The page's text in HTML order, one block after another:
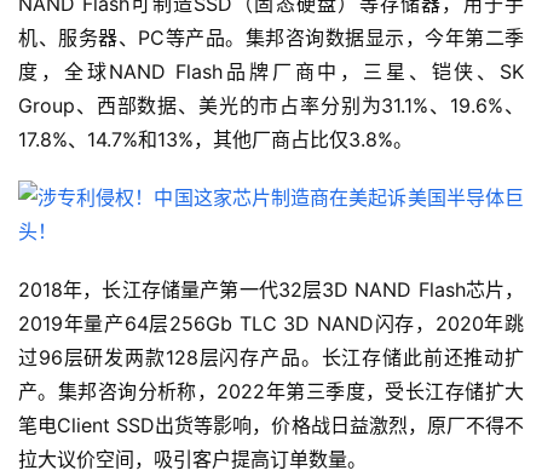
机、服务器、PC等产品。集邦咨询数据显示，今年第二季
度，全球NAND Flash品牌厂商中，三星、铠侠、SK
Group、西部数据、美光的市占率分别为31.1%、19.6%、
17.8%、14.7%和13%，其他厂商占比仅3.8%。
2018年，长江存储量产第一代32层3D NAND Flash芯片，
2019年量产64层256Gb TLC 3D NAND闪存，2020年跳
过96层研发两款128层闪存产品。长江存储此前还推动扩
产。集邦咨询分析称，2022年第三季度，受长江存储扩大
笔电Client SSD出货等影响，价格战日益激烈，原厂不得不
拉大议价空间，吸引客户提高订单数量。